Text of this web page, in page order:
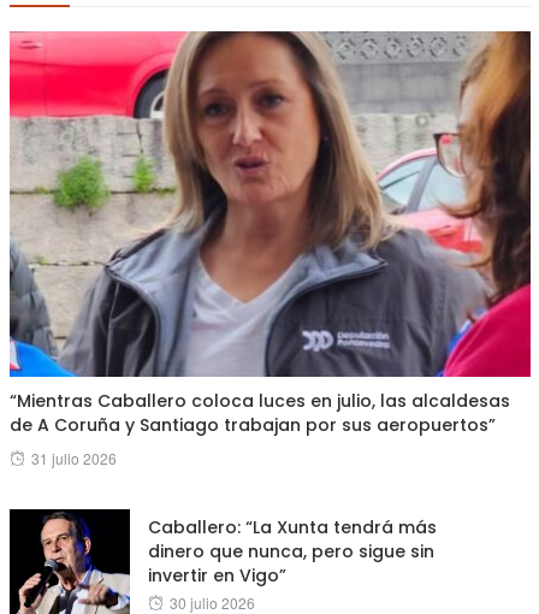
“Mientras Caballero coloca luces en julio, las alcaldesas
de A Coruña y Santiago trabajan por sus aeropuertos”
Posted
31 julio 2026
Caballero: “La Xunta tendrá más
dinero que nunca, pero sigue sin
invertir en Vigo”
Posted
30 julio 2026